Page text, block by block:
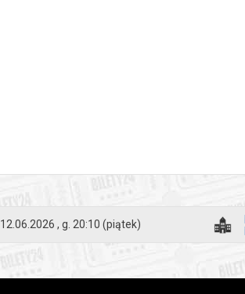
12.06.2026 , g. 20:10 (piątek)